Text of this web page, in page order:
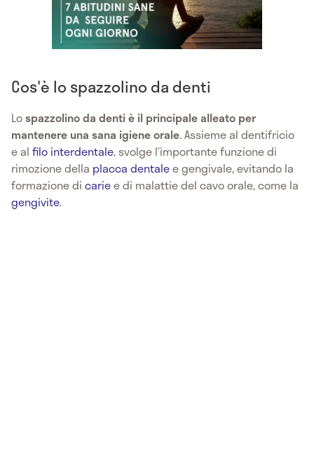
Cos'è lo spazzolino da denti
Lospazzolino da denti è il principale alleato per
mantenere una sana igiene orale. Assieme al dentifricio
e al filo interdentale, svolge l’importante funzione di
rimozione della placca dentalee gengivale, evitando la
formazione di cariee di malattie del cavo orale, come la
gengivite.